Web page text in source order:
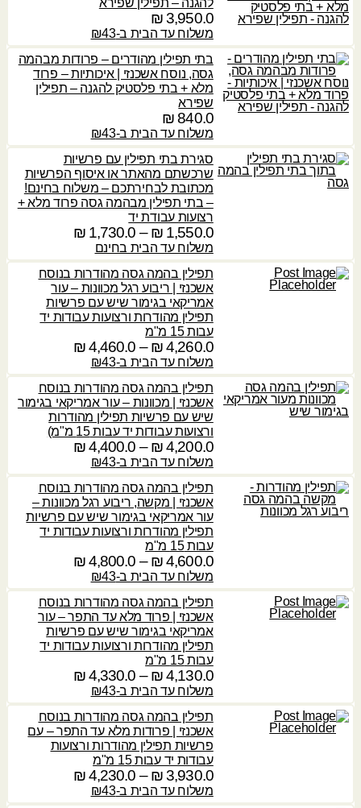
להגנה – תפילין שפירא
3,950.0
₪
משלוח עד הבית ב-₪43
בתי תפילין מהודרים – פרודות מבהמה
גסה, נוסח אשכנזי | איכותיות – פרוד
מלא + בתי פלסטיק להגנה – תפילין
שפירא
840.0
₪
משלוח עד הבית ב-₪43
סגירת בתי תפילין עם פרשיות
שרכשתם מהאתר או איסוף הפרשיות
מכתובת לבחירתכם – משלוח בחינם!
– בתי תפילין מבהמה גסה פרוד מלא +
רצועות עבודת יד
1,550.0
₪
–
1,730.0
₪ט
ו
ח
מ
ח
ר
ם
:
⁦
1
,
5
0
.
0
₪
⁩
ע
ד
⁦
1
,
3
0
.
0
⁩
משלוח עד הבית בחינם
תפילין בהמה גסה מהודרות בנוסח
אשכנזי | ריבוע רגל מכוונות – עור
אמריקאי בגימור שיש עם פרשיות
תפילין מהודרות ורצועות עבודות יד
עבות 15 מ"מ
4,260.0
₪
–
4,460.0
₪ט
ו
ח
מ
ח
י
י
ם
:
⁦
4
,
6
0
.
0
₪
⁩
ע
ד
⁦
4
4
משלוח עד הבית ב-₪43
תפילין בהמה גסה מהודרות בנוסח
אשכנזי | מכוונות – עור אמריקאי בגימור
שיש עם פרשיות תפילין מהודרות
ורצועות עבודות יד עבות 15 מ"מ)
4,200.0
₪
–
4,400.0
₪ט
ו
ח
מ
ח
ר
ם
:
⁦
4
,
2
0
.
0
₪
⁩
ע
משלוח עד הבית ב-₪43
תפילין בהמה גסה מהודרות בנוסח
אשכנזי | מקשה, ריבוע רגל מכוונות –
עור אמריקאי בגימור שיש עם פרשיות
תפילין מהודרות ורצועות עבודות יד
עבות 15 מ"מ
4,600.0
₪
–
4,800.0
₪ט
ו
ח
מ
ח
ר
ם
:
⁦
4
,
0
משלוח עד הבית ב-₪43
תפילין בהמה גסה מהודרות בנוסח
אשכנזי | פרוד מלא עד התפר – עור
אמריקאי בגימור שיש עם פרשיות
תפילין מהודרות ורצועות עבודות יד
עבות 15 מ"מ
4,130.0
₪
–
4,330.0
₪ט
ו
ח
מ
ח
י
י
משלוח עד הבית ב-₪43
תפילין בהמה גסה מהודרות בנוסח
אשכנזי | פרודות מלא עד התפר – עם
פרשיות תפילין מהודרות ורצועות
עבודות יד עבות 15 מ"מ
3,930.0
₪
–
4,230.0
₪ט
משלוח עד הבית ב-₪43